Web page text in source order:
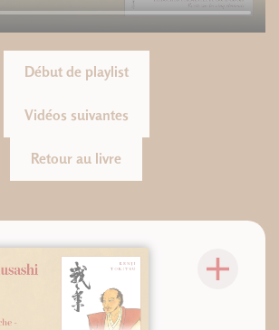
Début de playlist
Vidéos suivantes
Retour au livre